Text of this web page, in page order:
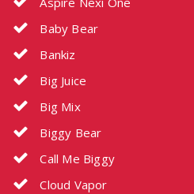
Baby Bear
Bankiz
Big Juice
Big Mix
Biggy Bear
Call Me Biggy
Cloud Vapor